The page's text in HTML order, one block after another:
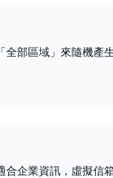
部區域」來隨機產
企業資訊，虛擬信